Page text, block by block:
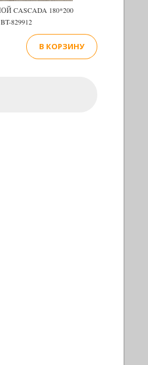
CASCADA 180*200
829912
В КОРЗИНУ